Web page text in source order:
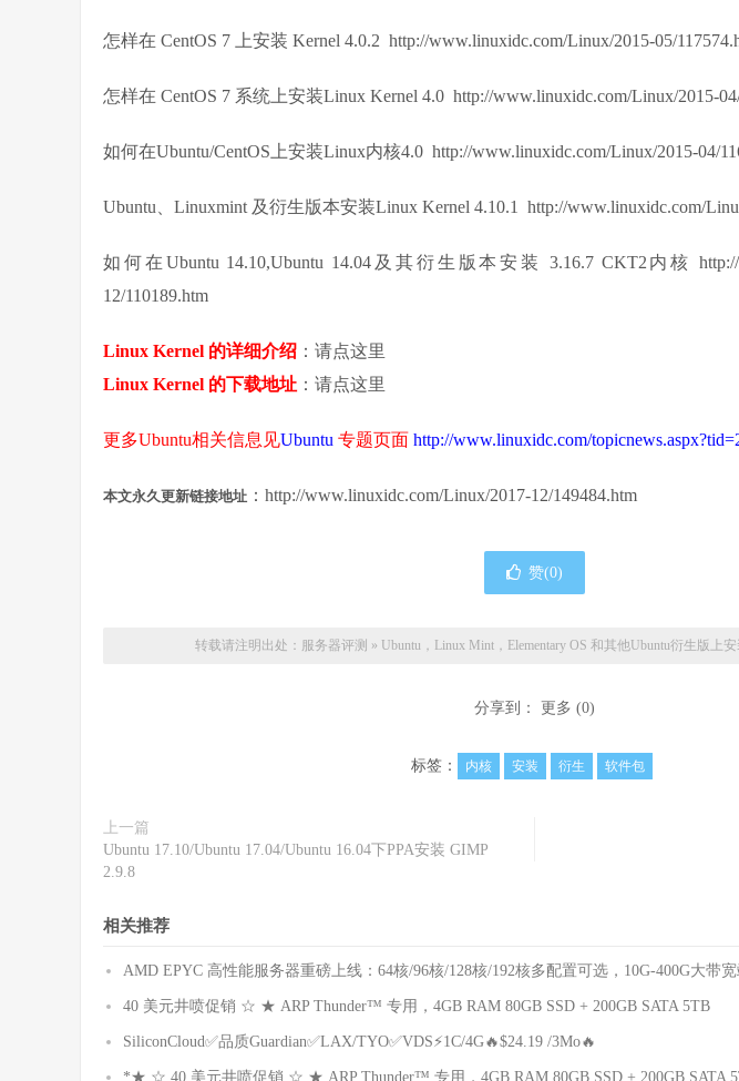
怎样在 CentOS 7 上安装 Kernel 4.0.2 http://www.linuxidc.com/Linux/2015-05/
怎样在 CentOS 7 系统上安装Linux Kernel 4.0 http://www.linuxidc.com/Linux/2015-
如何在Ubuntu/CentOS上安装Linux内核4.0 http://www.linuxidc.com/Linux/2015-04/
Ubuntu、Linuxmint 及衍生版本安装Linux Kernel 4.10.1 http://www.linuxidc.com/
如何在Ubuntu 14.10,Ubuntu 14.04及其衍生版本安装 3.16.7 CKT2内核 http://
12/110189.htm
Linux Kernel 的详细介绍 ：请点这里
Linux Kernel 的下载地址 ：请点这里
更多Ubuntu相关信息见Ubuntu 专题页面 http://www.linuxidc.com/
本文永久更新链接地址 ：http://www.linuxidc.com/Linux/2017-12/149484.htm
赞(0)
转载请注明出处： 服务器评测 » Ubuntu，Linux Mint，Elementary OS 和其他Ubuntu衍生版上
分享到： 更多 (0)
标签： 内核 安装 衍生 软件包
上一篇
Ubuntu 17.10/Ubuntu 17.04/Ubuntu 16.04下PPA安装 GIMP
2.9.8
相关推荐
AMD EPYC 高性能服务器重磅上线：64核/96核/128核/192核多配置可选，10G-400G大带
40 美元井喷促销 ☆ ★ ARP Thunder™ 专用，4GB RAM 80GB SSD + 200GB SATA 5TB
SiliconCloud✅品质Guardian✅LAX/TYO✅VDS⚡1C/4G🔥$24.19 /3Mo🔥
*★ ☆ 40 美元井喷促销 ☆ ★ ARP Thunder™ 专用，4GB RAM 80GB SSD + 200GB SATA